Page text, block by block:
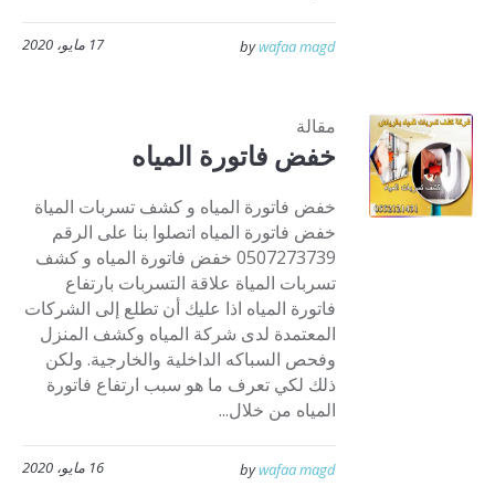
17 مايو، 2020 bywafaa magd
مقالة
خفض فاتورة المياه
خفض فاتورة المياه و كشف تسربات المياة
خفض فاتورة المياه اتصلوا بنا على الرقم
0507273739 خفض فاتورة المياه و كشف
تسربات المياة علاقة التسربات بارتفاع
فاتورة المياه اذا عليك أن تطلع إلى الشركات
المعتمدة لدى شركة المياه وكشف المنزل
وفحص السباكه الداخلية والخارجية. ولكن
ذلك لكي تعرف ما هو سبب ارتفاع فاتورة
المياه من خلال...
16 مايو، 2020 bywafaa magd